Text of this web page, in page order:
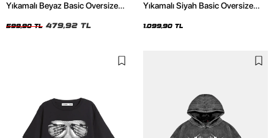
Yıkamalı Beyaz Basic Oversize
599,90 TL 479,92 TL
Yıkamalı Siyah Basic Oversize
1.099,90 TL